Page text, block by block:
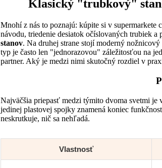
Klasický "trubkový" stan
Mnohí z nás to poznajú: kúpite si v supermarkete
návodu, triedenie desiatok očíslovaných trubiek
stanov. Na druhej strane stojí moderný
typ je často len "jednorazovou" záležitosťou na
partner. Aký je medzi nimi skutočný rozdiel v
Najväčšia priepasť medzi týmito dvoma svetmi je
jedinej plastovej spojky znamená koniec
neskrutkuje, nič sa nehľadá.
Vlastnosť